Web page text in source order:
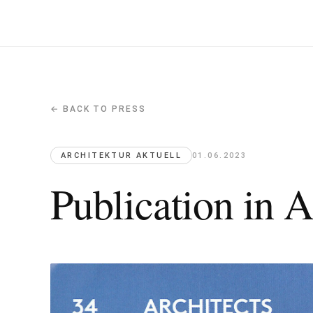
Publication in Architektur Aktuell,
Article published in Architektur Aktuell presenting
← BACK TO PRESS
ARCHITEKTUR AKTUELL 01.06.2023
Publication in